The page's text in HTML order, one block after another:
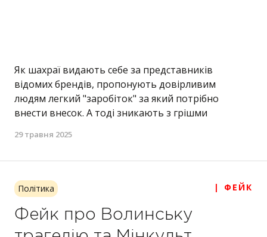
Як шахраї видають себе за представників
відомих брендів, пропонують довірливим
людям легкий "заробіток" за який потрібно
внести внесок. А тоді зникають з грішми
29 травня 2025
Політика | ФЕЙК
Фейк про Волинську